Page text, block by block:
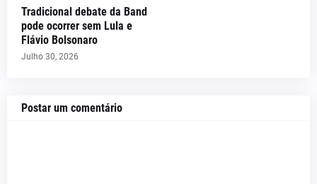
Tradicional debate da Band
pode ocorrer sem Lula e
Flávio Bolsonaro
Julho 30, 2026
Postar um comentário